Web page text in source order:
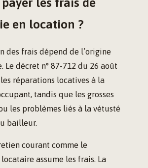
en location ?
des frais dépend de l’origine
Le décret n° 87-712 du 26 août
réparations locatives à la
tandis que les grosses
les problèmes liés à la vétusté
bailleur.
courant comme le
assume les frais. La